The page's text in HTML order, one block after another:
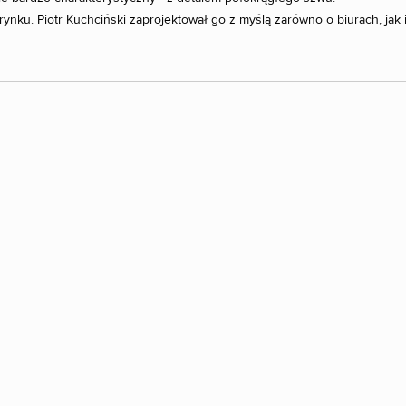
Piotr Kuchciński zaprojektował go z myślą zarówno o biurach,